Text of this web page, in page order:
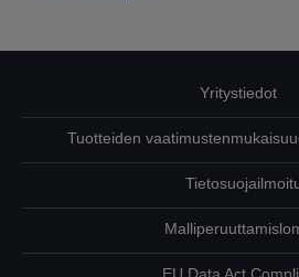
Yritystiedot
Tuotteiden